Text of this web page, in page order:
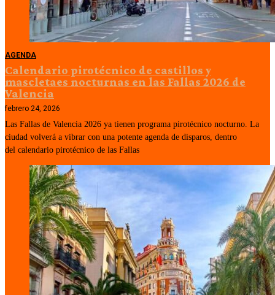
AGENDA
Calendario pirotécnico de castillos y
mascletaes nocturnas en las Fallas 2026 de
Valencia
febrero 24, 2026
Las Fallas de Valencia 2026 ya tienen programa pirotécnico nocturno. La
ciudad volverá a vibrar con una potente agenda de disparos, dentro
del calendario pirotécnico de las Fallas